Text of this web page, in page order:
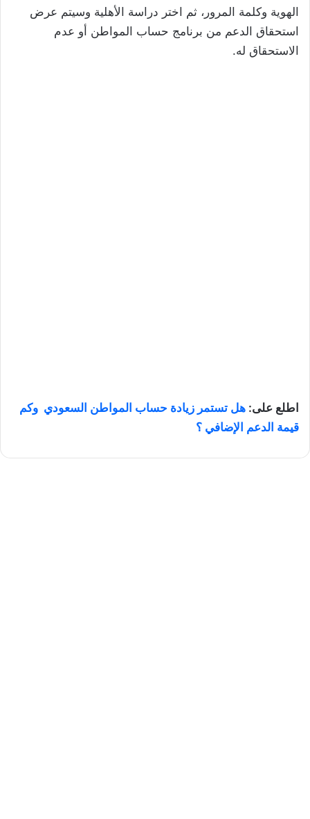
الهوية وكلمة المرور، ثم اختر دراسة الأهلية وسيتم عرض
استحقاق الدعم من برنامج حساب المواطن أو عدم
الاستحقاق له.
اطلع على: هل تستمر زيادة حساب المواطن السعودي وكم
قيمة الدعم الإضافي ؟